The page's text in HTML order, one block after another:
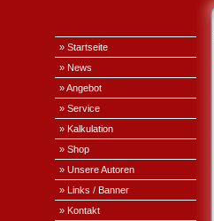
» Startseite
» News
» Angebot
» Service
» Kalkulation
» Shop
» Unsere Autoren
» Links / Banner
» Kontakt